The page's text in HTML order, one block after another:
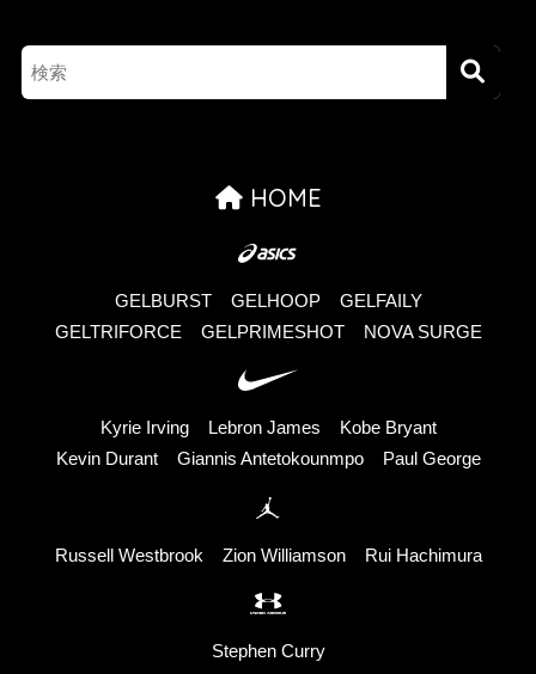
HOME
GELBURST GELHOOP
GELFAILY
GELTRIFORCE
GELPRIMESHOT NOVA SURGE
Kyrie Irving Lebron James
Kobe Bryant
Kevin Durant
Giannis Antetokounmpo Paul George
Russell Westbrook Zion Williamson Rui Hachimura
Stephen Curry